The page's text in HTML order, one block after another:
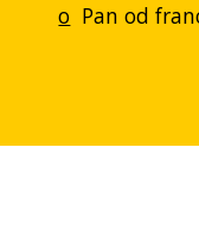
o Pan od